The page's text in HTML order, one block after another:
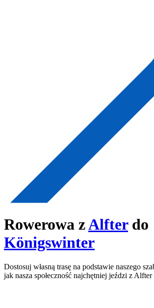
Rowerowa zAlfterdo
Königswinter
Dostosuj własną trasę na podstawie naszego
jak nasza społeczność najchętniej jeździ z